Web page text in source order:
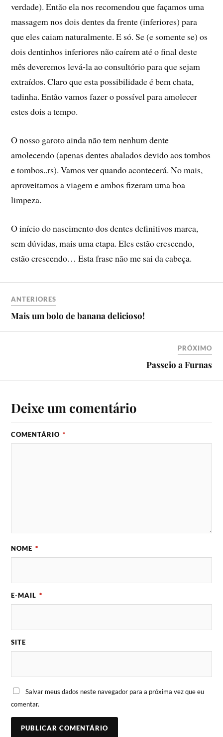
verdade). Então ela nos recomendou que façamos uma
massagem nos dois dentes da frente (inferiores) para
que eles caiam naturalmente. E só. Se (e somente se) os
dois dentinhos inferiores não caí­rem até o final deste
mês deveremos levá-la ao consultório para que sejam
extraí­dos. Claro que esta possibilidade é bem chata,
tadinha. Então vamos fazer o possí­vel para amolecer
estes dois a tempo.
O nosso garoto ainda não tem nenhum dente
amolecendo (apenas dentes abalados devido aos tombos
e tombos..rs). Vamos ver quando acontecerá. No mais,
aproveitamos a viagem e ambos fizeram uma boa
limpeza.
O iní­cio do nascimento dos dentes definitivos marca,
sem dúvidas, mais uma etapa. Eles estão crescendo,
estão crescendo… Esta frase não me sai da cabeça.
ANTERIORES
Mais um bolo de banana delicioso!
PRÓXIMO
Passeio a Furnas
Deixe um comentário
COMENTÁRIO *
NOME *
E-MAIL *
SITE
Salvar meus dados neste navegador para a próxima vez que eu
comentar.